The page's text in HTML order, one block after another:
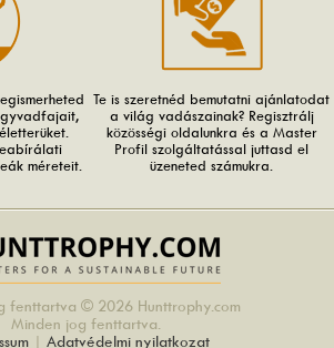
méreteit.
Te is szeretnéd bemutatni ajánlatodat
a világ vadászainak? Regisztrálj
közösségi oldalunkra és a Master
Profil szolgáltatással juttasd el
üzeneted számukra.
fenttartva © 2026 Hunttrophy.com
Minden jog fenttartva.
| Adatvédelmi nyilatkozat